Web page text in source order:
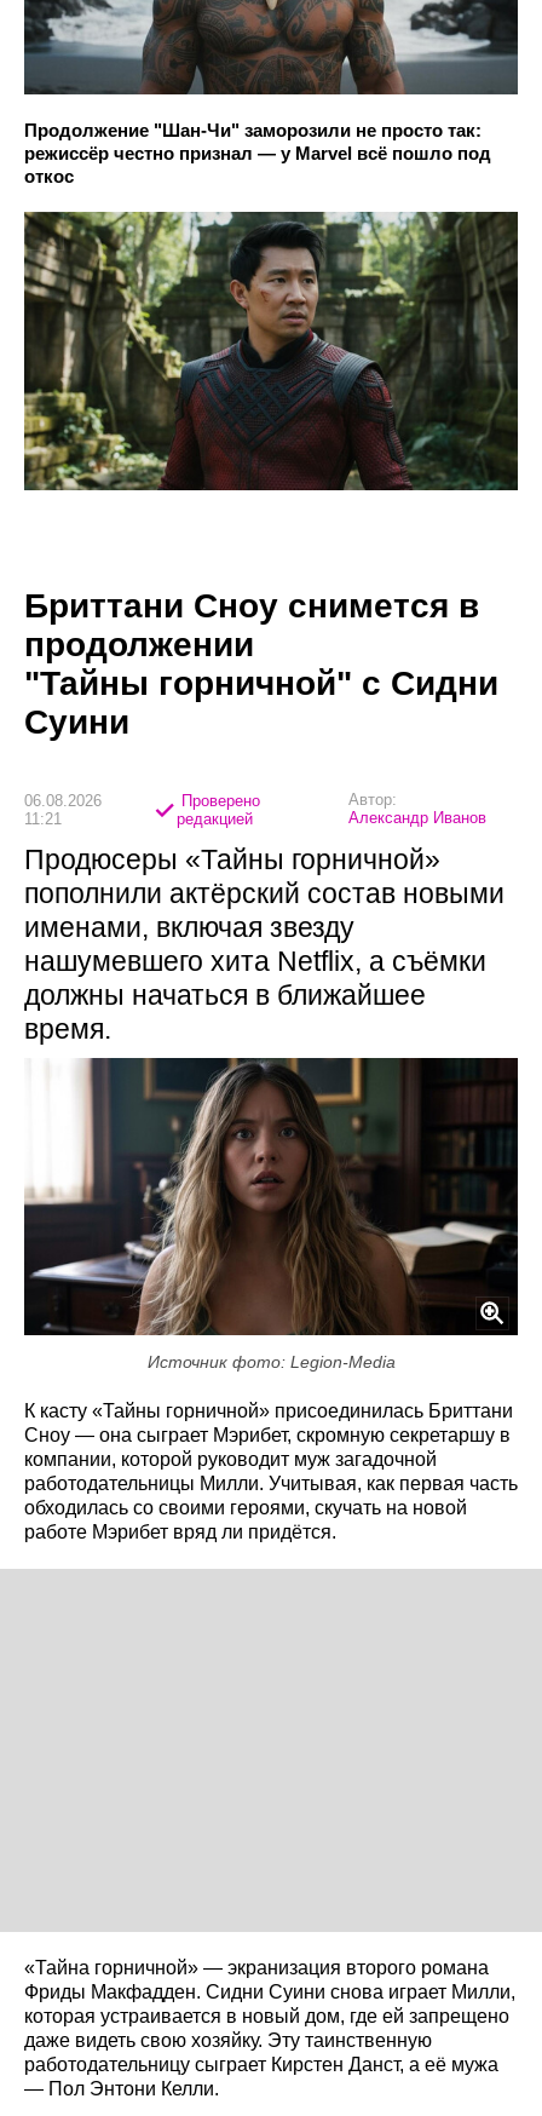
Продолжение "Шан-Чи" заморозили не просто так:
режиссёр честно признал — у Marvel всё пошло под
откос
Бриттани Сноу снимется в
продолжении
"Тайны горничной" с Сидни
Суини
06.08.2026
11:21
Проверено
редакцией
Автор:
Александр Иванов
Продюсеры «Тайны горничной»
пополнили актёрский состав новыми
именами, включая звезду
нашумевшего хита Netflix, а съёмки
должны начаться в ближайшее
время.
Источник фото: Legion-Media
К касту «Тайны горничной» присоединилась Бриттани
Сноу — она сыграет Мэрибет, скромную секретаршу в
компании, которой руководит муж загадочной
работодательницы Милли. Учитывая, как первая часть
обходилась со своими героями, скучать на новой
работе Мэрибет вряд ли придётся.
«Тайна горничной» — экранизация второго романа
Фриды Макфадден. Сидни Суини снова играет Милли,
которая устраивается в новый дом, где ей запрещено
даже видеть свою хозяйку. Эту таинственную
работодательницу сыграет Кирстен Данст, а её мужа
— Пол Энтони Келли.